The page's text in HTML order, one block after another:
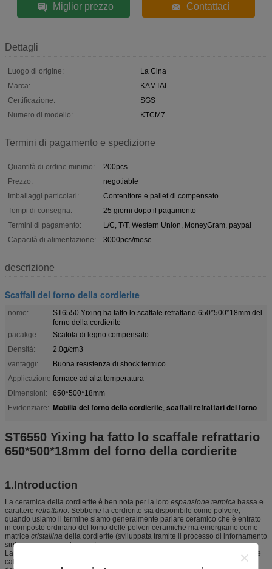
Miglior prezzo Contattaci
Dettagli
Luogo di origine:
La Cina
Marca:
KAMTAI
Certificazione:
SGS
Numero di modello:
KTCM7
Termini di pagamento e spedizione
Quantità di ordine minimo:
200pcs
Prezzo:
negotiable
Imballaggi particolari:
Contenitore e pallet di compensato
Tempi di consegna:
25 giorni dopo il pagamento
Termini di pagamento:
L/C, T/T, Western Union, MoneyGram, paypal
Capacità di alimentazione:
3000pcs/mese
descrizione
Scaffali del forno della cordierite
nome:
ST6550 Yixing ha fatto lo scaffale refrattario 650*500*18mm del
forno della cordierite
pacakge:
Scatola di legno compensato
Densità:
2.0g/cm3
vantaggi:
Buona resistenza di shock termico
Applicazione:fornace ad alta temperatura
Dimensioni:
650*500*18mm
Evidenziare: Mobilia del forno della cordierite, scaffali refrattari del forno
ST6550 Yixing ha fatto lo scaffale refrattario
650*500*18mm del forno della cordierite
1.Introduction
La ceramica della cordierite è ben nota per la loro espansione termica bassa e
carattere refrattario. Sebbene la cordierite sia disponibile come polvere,
quando usiamo il termine siamo generalmente parlare ceramico che è entrato
in composto ordinario del forno delle polveri ceramiche ma emergiamo come
matrice cristallina della cordierite (sviluppata tramite il processo di infornamento
sintonizzato ai suoi bisogni).
La cordierite permette la fabbricazione ceramica dei prodotti come le marmitte
catalitiche. Costantemente riscaldano e si raffreddano giù rapidamente e non